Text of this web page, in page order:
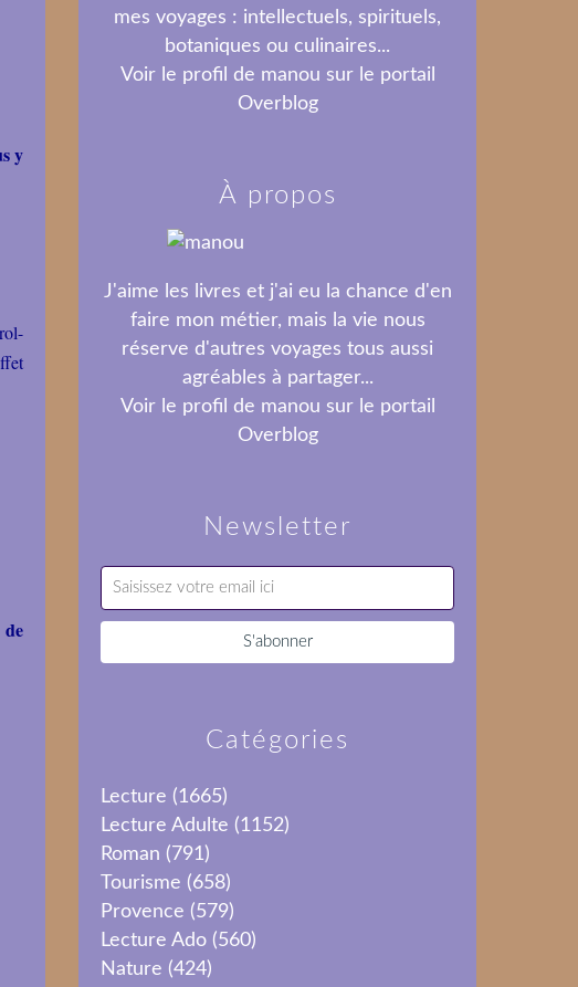
y
de
Newsletter
Catégories
Lecture (1665)
Lecture Adulte (1152)
Roman (791)
Tourisme (658)
Provence (579)
Lecture Ado (560)
Nature (424)
mes voyages : intellectuels, spirituels,
botaniques ou culinaires...
Voir le profil de manou sur le portail
Overblog
À propos
J'aime les livres et j'ai eu la chance d'en
faire mon métier, mais la vie nous
réserve d'autres voyages tous aussi
agréables à partager...
Voir le profil de manou sur le portail
Overblog